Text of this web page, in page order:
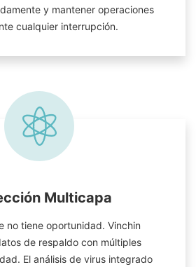
y mantener operaciones
cualquier interrupción.
Multicapa
no tiene oportunidad. Vinchin
de respaldo con múltiples
El análisis de virus integrado